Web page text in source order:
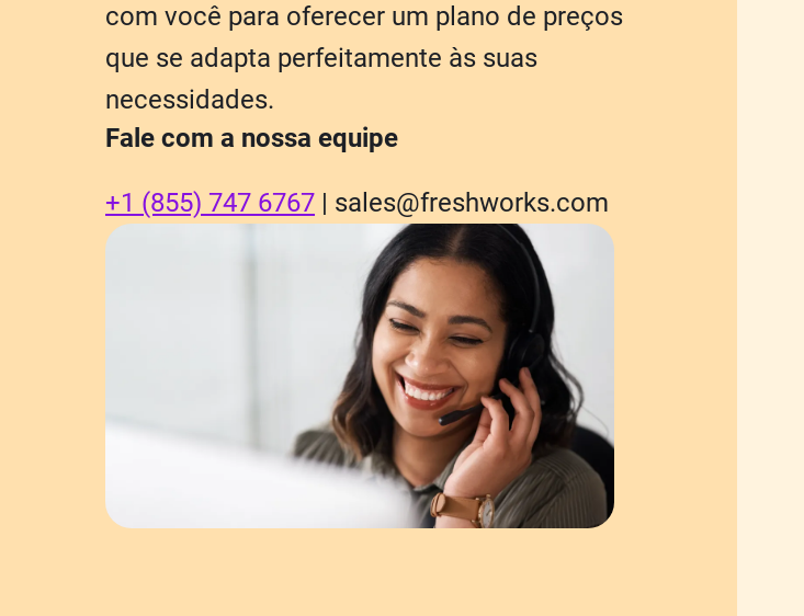
com você para oferecer um plano de preços
que se adapta perfeitamente às suas
necessidades.
Fale com a nossa equipe
+1 (855) 747 6767 | sales@freshworks.com